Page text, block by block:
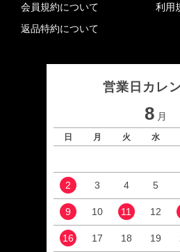
会員規約について
返品特約について
利用
営業日カレ
8 月
日 月 火 水
2 3 4 5
9 10 11 12
16 17 18 19